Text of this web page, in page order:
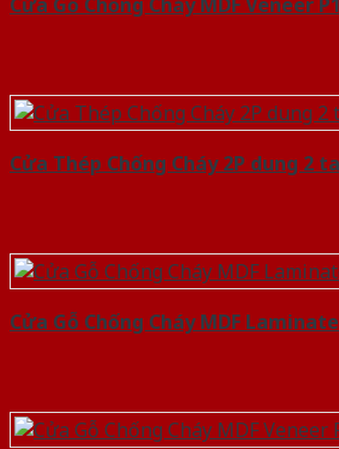
Cửa Thép Chống Cháy 2P dung 2
Cửa Gỗ Chống Cháy MDF